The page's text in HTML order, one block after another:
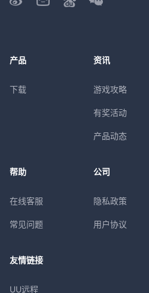
产品
下载
资讯
游戏攻略
有奖活动
产品动态
帮助
在线客服
常见问题
公司
隐私政策
用户协议
友情链接
UU远程